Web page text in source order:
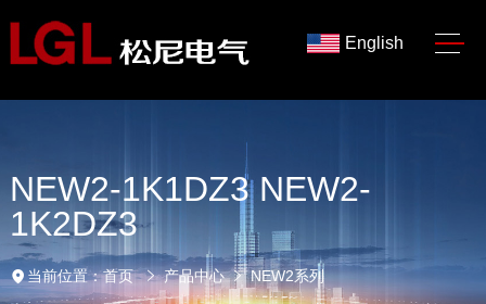
English
NEW2-1K1DZ3 NEW2-
1K2DZ3
当前位置：首页 产品中心 NEW2系列